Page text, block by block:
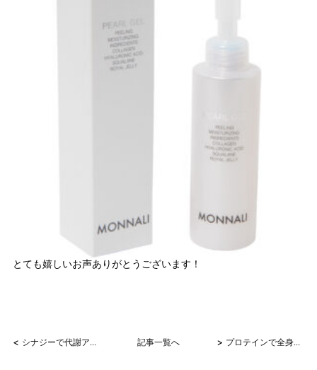
とても嬉しいお声ありがとうございます！
< シナジーで代謝アップ！ 記事一覧へ > プロテインで全身すっきり～